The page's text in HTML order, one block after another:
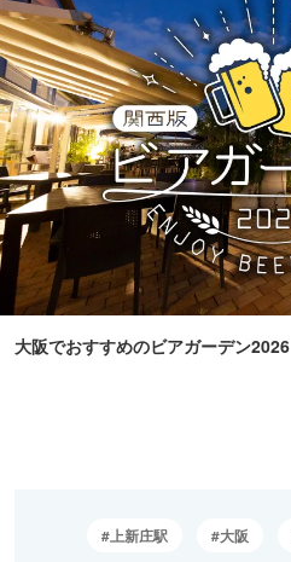
大阪でおすすめのビアガーデン2026
上新庄駅 大阪